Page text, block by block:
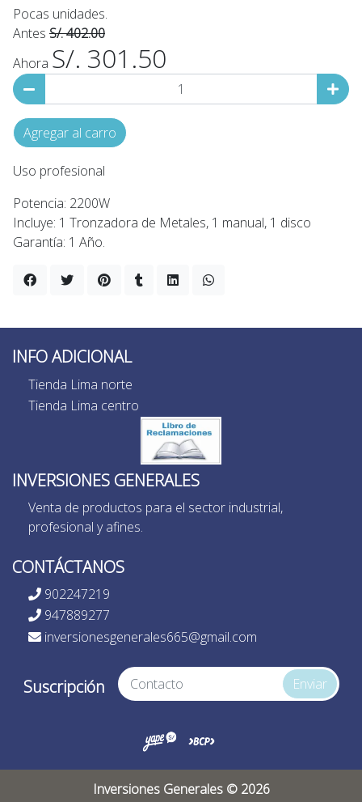
Pocas unidades.
Antes S/. 402.00
Ahora S/. 301.50
Agregar al carro
Uso profesional
Potencia: 2200W
Incluye: 1 Tronzadora de Metales, 1 manual, 1 disco
Garantía: 1 Año.
INFO ADICIONAL
Tienda Lima norte
Tienda Lima centro
INVERSIONES GENERALES
Venta de productos para el sector industrial,
profesional y afines.
CONTÁCTANOS
902247219
947889277
inversionesgenerales665@gmail.com
Suscripción Enviar
Inversiones Generales © 2026